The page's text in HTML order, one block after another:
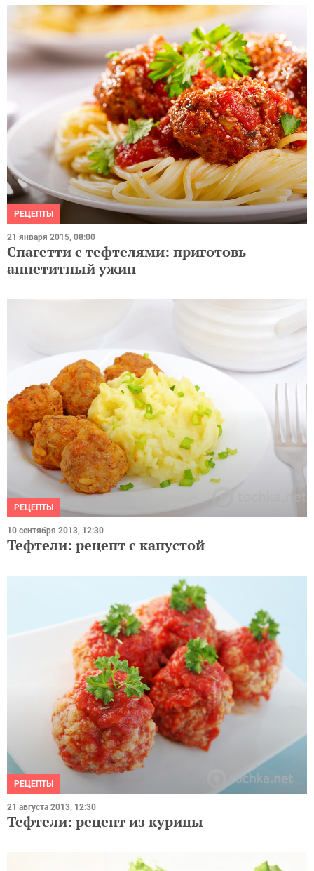
РЕЦЕПТЫ
21 января 2015, 08:00
Спагетти с тефтелями: приготовь
аппетитный ужин
РЕЦЕПТЫ
10 сентября 2013, 12:30
Тефтели: рецепт с капустой
РЕЦЕПТЫ
21 августа 2013, 12:30
Тефтели: рецепт из курицы